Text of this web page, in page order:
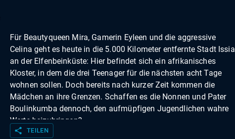
Für Beautyqueen Mira, Gamerin Eyleen und die aggressive
Celina geht es heute in die 5.000 Kilometer entfernte Stadt Issia
an der Elfenbeinküste: Hier befindet sich ein afrikanisches
Kloster, in dem die drei Teenager für die nächsten acht Tage
wohnen sollen. Doch bereits nach kurzer Zeit kommen die
Mädchen an ihre Grenzen. Schaffen es die Nonnen und Pater
Boulinkumba dennoch, den aufmüpfigen Jugendlichen wahre
Werte beizubringen?
share TEILEN